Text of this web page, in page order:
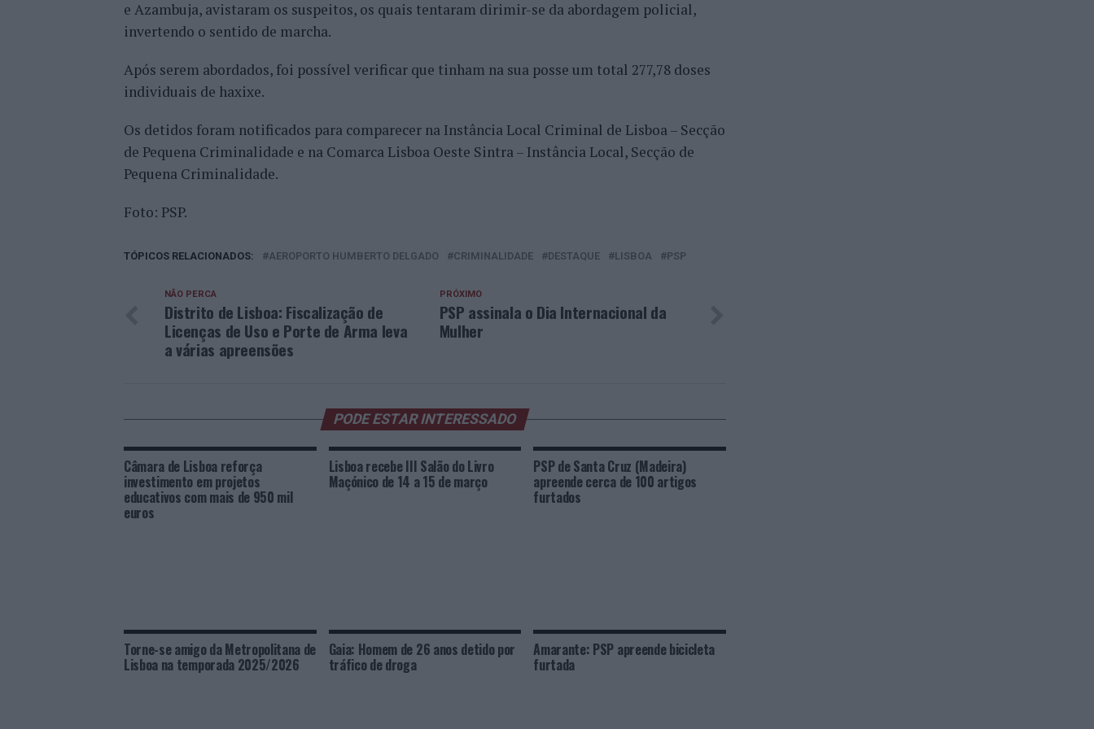
e Azambuja, avistaram os suspeitos, os quais tentaram dirimir-se da abordagem policial,
invertendo o sentido de marcha.
Após serem abordados, foi possível verificar que tinham na sua posse um total 277,78 doses
individuais de haxixe.
Os detidos foram notificados para comparecer na Instância Local Criminal de Lisboa – Secção
de Pequena Criminalidade e na Comarca Lisboa Oeste Sintra – Instância Local, Secção de
Pequena Criminalidade.
Foto: PSP.
TÓPICOS RELACIONADOS: AEROPORTO HUMBERTO DELGADO CRIMINALIDADE DESTAQUE LISBOA PSP
PRÓXIMO
PSP assinala o Dia Internacional da
Mulher
NÃO PERCA
Distrito de Lisboa: Fiscalização de
Licenças de Uso e Porte de Arma leva
a várias apreensões
PODE ESTAR INTERESSADO
Câmara de Lisboa reforça
investimento em projetos
educativos com mais de 950 mil
euros
Lisboa recebe III Salão do Livro
Maçónico de 14 a 15 de março
PSP de Santa Cruz (Madeira)
apreende cerca de 100 artigos
furtados
Torne-se amigo da Metropolitana de
Lisboa na temporada 2025/2026
Gaia: Homem de 26 anos detido por
tráfico de droga
Amarante: PSP apreende bicicleta
furtada